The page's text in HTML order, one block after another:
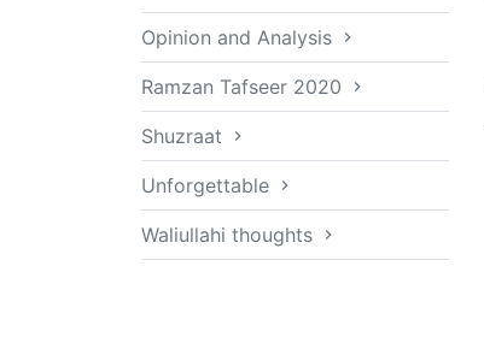
Opinion and Analysis
Ramzan Tafseer 2020
Shuzraat
Unforgettable
Waliullahi thoughts